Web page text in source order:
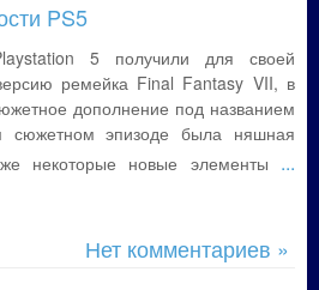
PS5
5 получили для своей
ремейка Final Fantasy VII, в
дополнение под названием
сюжетном эпизоде была няшная
некоторые новые элементы ...
Нет комментариев »